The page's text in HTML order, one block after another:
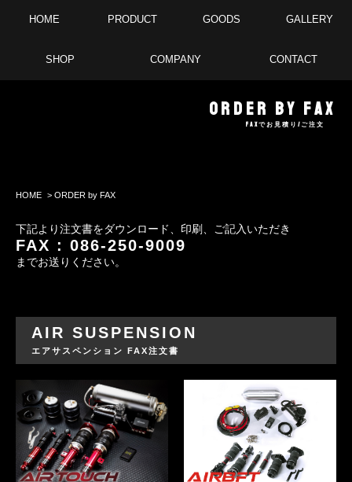
HOME PRODUCT GOODS GALLERY
SHOP COMPANY CONTACT
HOME > ORDER by FAX
ORDER by FAX
FAXでお見積り/ご注文
下記より注文書をダウンロード、印刷、ご記入いただき
FAX : 086-250-9009
までお送りください。
AIR SUSPENSION
エアサスペンション FAX注文書